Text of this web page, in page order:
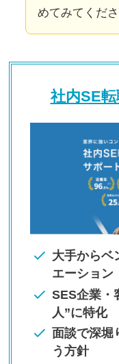
めてみてくださ
社内SE
大手からベ
エーション
SES企業・
人”に特化
面談で深
う方針